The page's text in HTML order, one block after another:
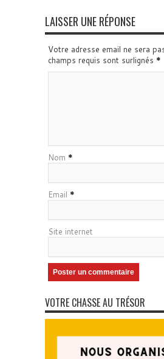
LAISSER UNE RÉPONSE
Votre adresse email ne sera
champs requis sont surlignés *
Nom *
Email *
Site internet
VOTRE CHASSE AU TRÉSOR